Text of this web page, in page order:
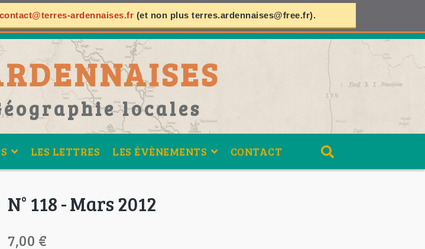
contact@terres-ardennaises.fr (et non plus terres.ardennaises@free.fr).
locales
LES LETTRES LES ÉVÈNEMENTS CONTACT
N° 118 - Mars 2012
7,00 €